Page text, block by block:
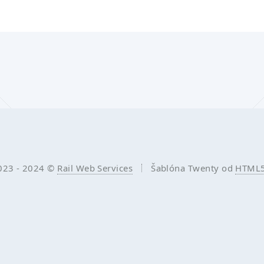
- 2024 © Rail Web Services Šablóna Twenty od